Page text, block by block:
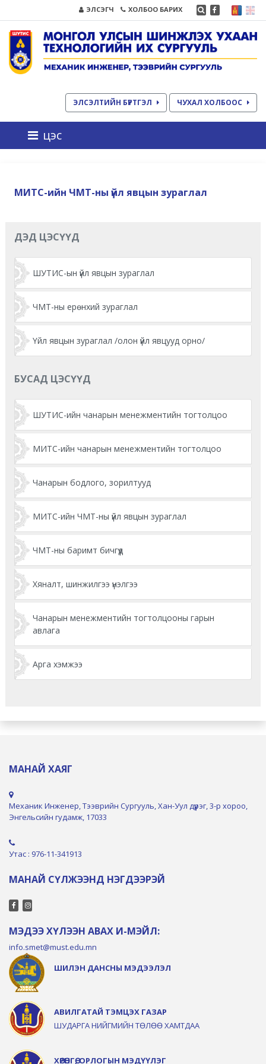
ЭЛСЭГЧ ХОЛБОО БАРИХ
ЭЛСЭЛТИЙН БҮРТГЭЛ ЧУХАЛ ХОЛБООС
цэс
МИТС-ийн ЧМТ-ны үйл явцын зураглал
ДЭД ЦЭСҮҮД
ШУТИС-ын үйл явцын зураглал
ЧМТ-ны ерөнхий зураглал
Үйл явцын зураглал /олон үйл явцууд орно/
БУСАД ЦЭСҮҮД
ШУТИС-ийн чанарын менежментийн тогтолцоо
МИТС-ийн чанарын менежментийн тогтолцоо
Чанарын бодлого, зорилтууд
МИТС-ийн ЧМТ-ны үйл явцын зураглал
ЧМТ-ны баримт бичгүүд
Хяналт, шинжилгээ үнэлгээ
Чанарын менежментийн тогтолцооны гарын
авлага
Арга хэмжээ
МАНАЙ ХАЯГ
Механик Инженер, Тээврийн Сургууль, Хан-Уул дүүрэг, 3-р хороо,
Энгельсийн гудамж, 17033
Утас : 976-11-341913
МАНАЙ СҮЛЖЭЭНД НЭГДЭЭРЭЙ
МЭДЭЭ ХҮЛЭЭН АВАХ И-МЭЙЛ:
info.smet@must.edu.mn
ШИЛЭН ДАНСНЫ МЭДЭЭЛЭЛ
АВИЛГАТАЙ ТЭМЦЭХ ГАЗАР
ШУДАРГА НИЙГМИЙН ТӨЛӨӨ ХАМТДАА
ХӨРӨНГӨ, ОРЛОГЫН МЭДҮҮЛЭГ